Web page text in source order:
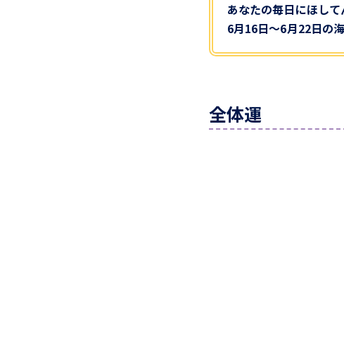
あなたの毎日にほし
6月16日～6月22日の
全体運